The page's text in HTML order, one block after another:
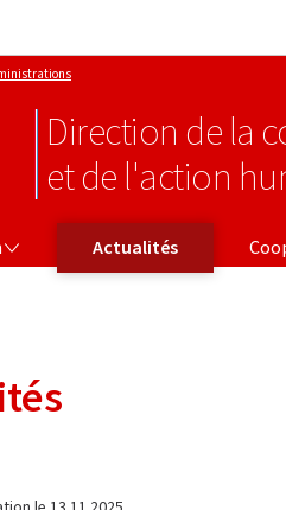
Direction de la
et de l'action
Actualités